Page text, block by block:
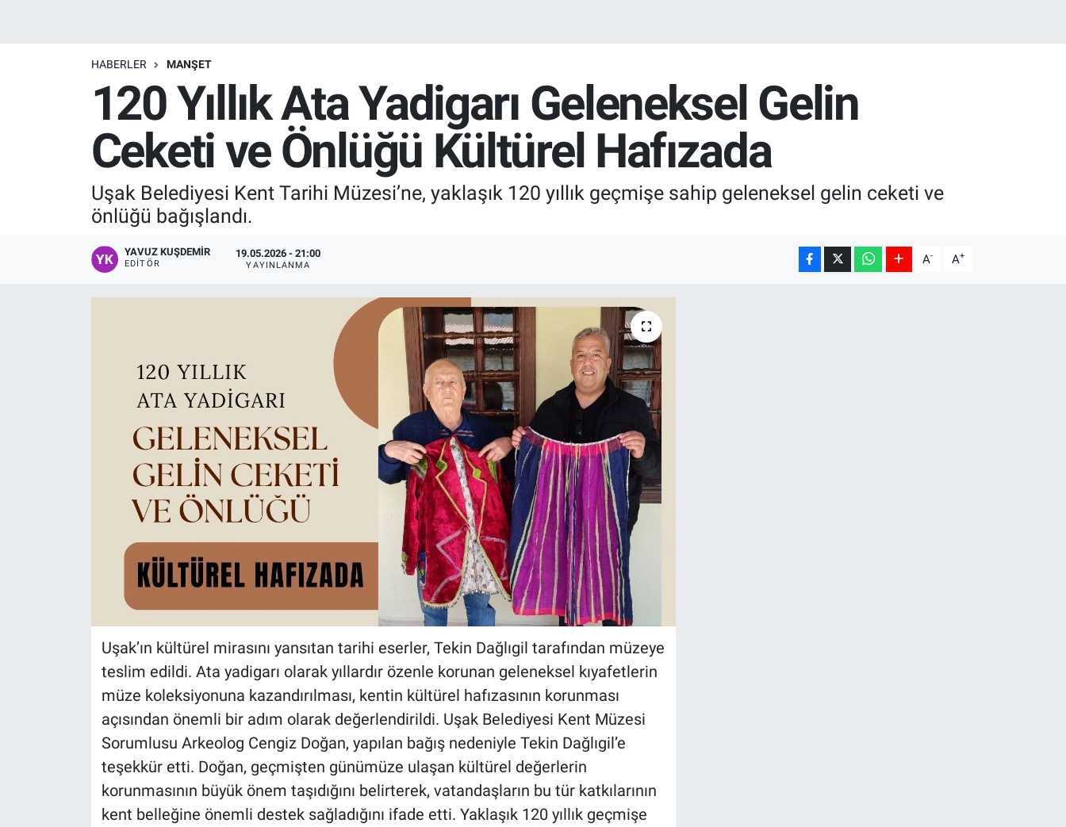
HABERLER MANŞET
120 Yıllık Ata Yadigarı Geleneksel Gelin
Ceketi ve Önlüğü Kültürel Hafızada
Uşak Belediyesi Kent Tarihi Müzesi’ne, yaklaşık 120 yıllık geçmişe sahip geleneksel gelin ceketi ve
önlüğü bağışlandı.
YAVUZ KUŞDEMIR
EDITÖR
19.05.2026 - 21:00
YAYINLANMA A- A+
Uşak’ın kültürel mirasını yansıtan tarihi eserler, Tekin Dağlıgil tarafından müzeye
teslim edildi. Ata yadigarı olarak yıllardır özenle korunan geleneksel kıyafetlerin
müze koleksiyonuna kazandırılması, kentin kültürel hafızasının korunması
açısından önemli bir adım olarak değerlendirildi. Uşak Belediyesi Kent Müzesi
Sorumlusu Arkeolog Cengiz Doğan, yapılan bağış nedeniyle Tekin Dağlıgil’e
teşekkür etti. Doğan, geçmişten günümüze ulaşan kültürel değerlerin
korunmasının büyük önem taşıdığını belirterek, vatandaşların bu tür katkılarının
kent belleğine önemli destek sağladığını ifade etti. Yaklaşık 120 yıllık geçmişe
Resmi İlanlar
Son Dakika
Uşak Haberleri